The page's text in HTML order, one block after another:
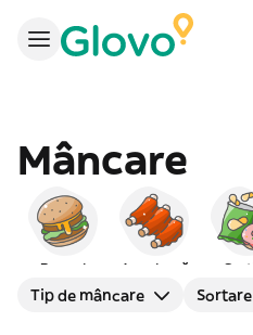
Mâncare
Burgeri Americană
Tip de mâncare